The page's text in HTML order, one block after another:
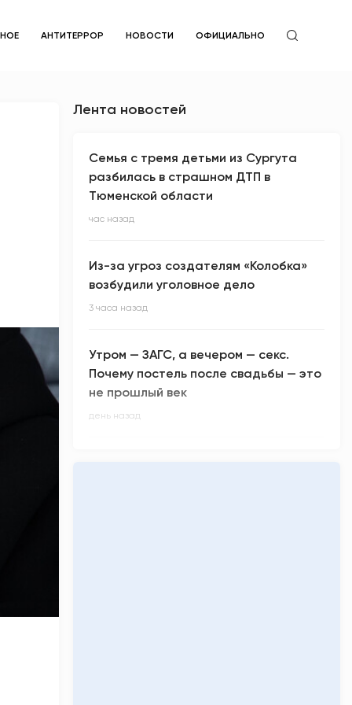
АНТИТЕРРОР НОВОСТИ ОФИЦИАЛЬНО
Лента новостей
Семья с тремя детьми из Сургута
разбилась в страшном ДТП в
Тюменской области
час назад
Из-за угроз создателям «Колобка»
возбудили уголовное дело
3 часа назад
Утром — ЗАГС, а вечером — секс.
Почему постель после свадьбы — это
не прошлый век
день назад